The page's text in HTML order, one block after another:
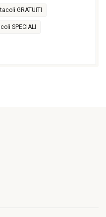
GRATUITI
SPECIALI